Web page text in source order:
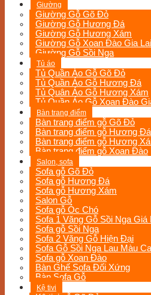
Giường
Giường Gỗ Gõ Đỏ
Giường Gỗ Hương Đá
Giường Gỗ Hương Xám
Giường Gỗ Xoan Đào Gia Lai
Giường Gỗ Sồi Nga
Tủ áo
Tủ Quần Áo Gỗ Gõ Đỏ
Tủ Quần Áo Gỗ Hương Đá
Tủ Quân Áo Gỗ Hương Xám
Tủ Quần Áo Gỗ Xoan Đào
Bàn trang điểm
Bàn trang điểm gỗ Gõ Đỏ
Bàn trang điểm gỗ Hương Đá
Bàn trang điểm gỗ Hương
Bàn trang điểm gỗ Xoan Đào
Salon, sofa
Sofa gỗ Gõ Đỏ
Sofa gỗ Hương Đá
Sofa gỗ Hương Xám
Salon Gỗ
Sofa gỗ Óc Chó
Sofa 1 Văng Gỗ Sồi Nga Giá
Sofa gỗ Sồi Nga
Sofa 2 Văng Gỗ Hiện Đại
Sofa Gỗ Sồi Nga Lau Màu
Sofa gỗ Xoan Đào
Bàn Ghế Sofa Đối Xứng
Bàn Sofa Gỗ
Kệ tivi